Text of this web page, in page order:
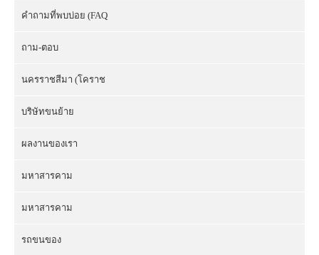
คำถามที่พบบ่อย (FAQ
ถาม-ตอบ
นครราชสีมา (โคราช
บริษัทขนย้าย
ผลงานของเรา
มหาสารคาม
มหาสารคาม
รถขนของ